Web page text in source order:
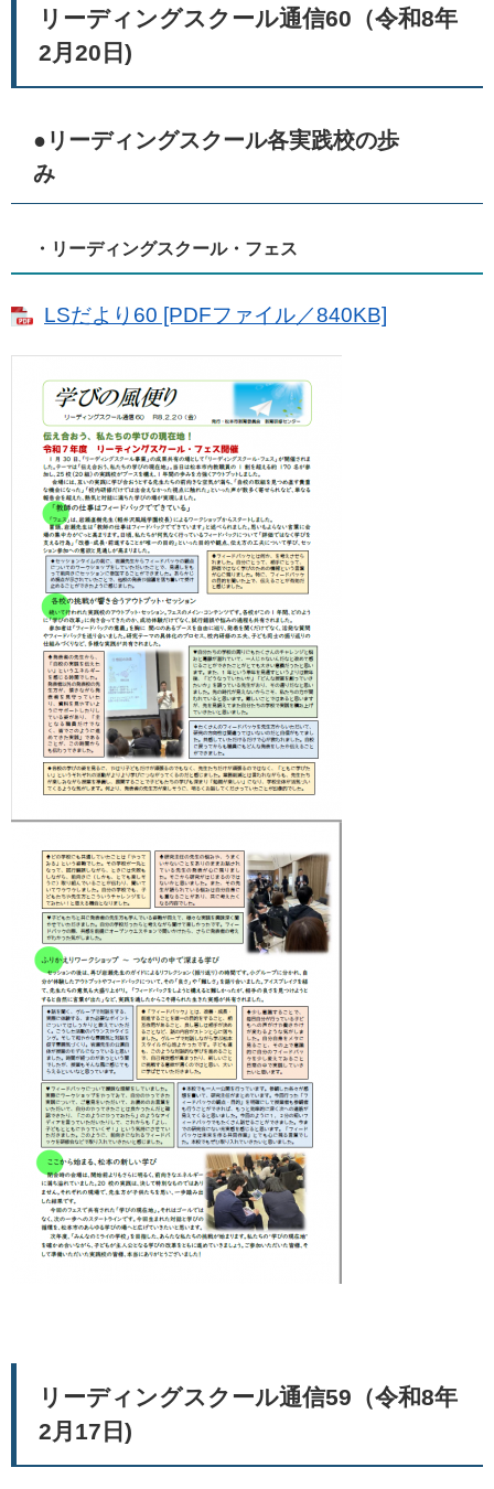
リーディングスクール通信60（令和8年
2月20日)
●リーディングスクール各実践校の歩
み
・リーディングスクール・フェス
LSだより60 [PDFファイル／840KB]
リーディングスクール通信59（令和8年
2月17日)